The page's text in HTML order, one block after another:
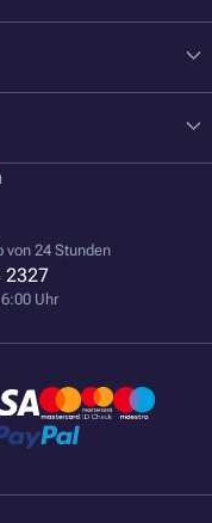
von 24 Stunden
2327
Uhr